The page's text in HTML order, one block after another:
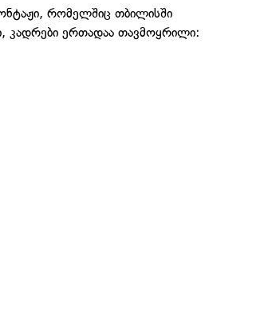
რომელშიც თბილისში
კადრები ერთადაა თავმოყრილი: